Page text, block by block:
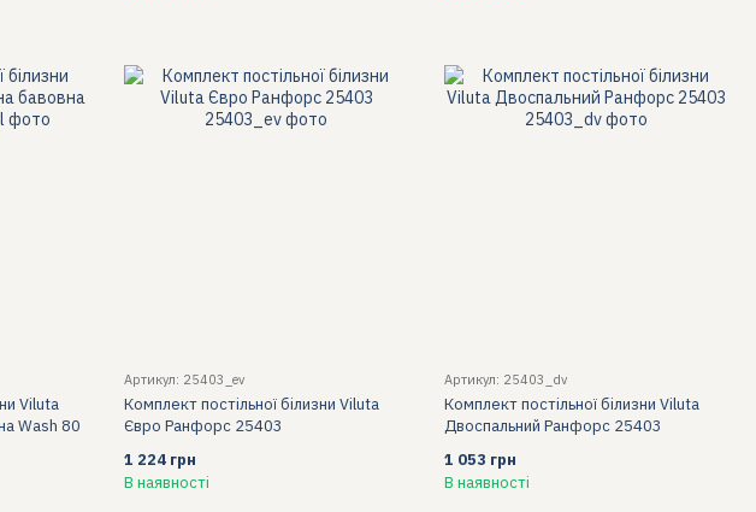
Viluta
Wash 80
Артикул: 25403_ev
Комплект постільної білизни Viluta
Євро Ранфорс 25403
1 224 грн
В наявності
Артикул: 25403_dv
Комплект постільної білизни Viluta
Двоспальний Ранфорс 25403
1 053 грн
В наявності